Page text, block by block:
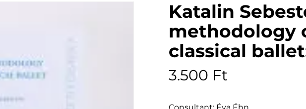
Katalin
methodology
classical
3.500 Ft